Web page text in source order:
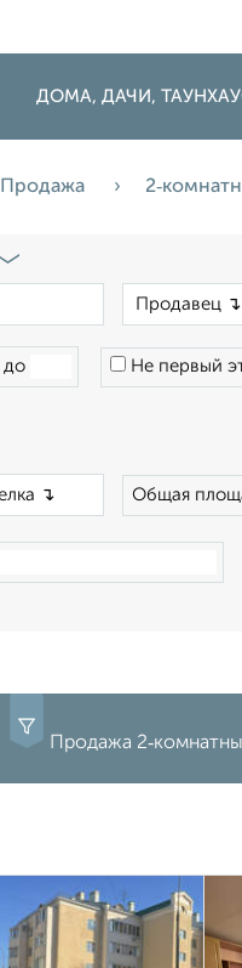
ДОМА, ДАЧИ,
Продажа
до Не первый
Общая
Продажа